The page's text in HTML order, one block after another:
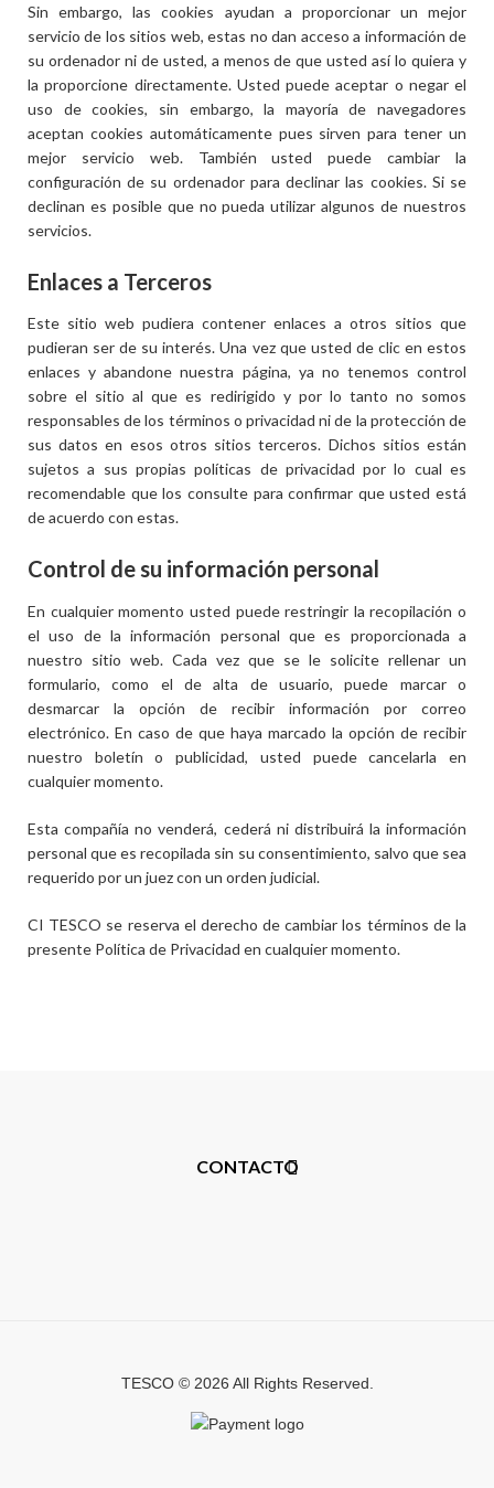
Sin embargo, las cookies ayudan a proporcionar un mejor
servicio de los sitios web, estas no dan acceso a información de
su ordenador ni de usted, a menos de que usted así lo quiera y
la proporcione directamente. Usted puede aceptar o negar el
uso de cookies, sin embargo, la mayoría de navegadores
aceptan cookies automáticamente pues sirven para tener un
mejor servicio web. También usted puede cambiar la
configuración de su ordenador para declinar las cookies. Si se
declinan es posible que no pueda utilizar algunos de nuestros
servicios.
Enlaces a Terceros
Este sitio web pudiera contener enlaces a otros sitios que
pudieran ser de su interés. Una vez que usted de clic en estos
enlaces y abandone nuestra página, ya no tenemos control
sobre el sitio al que es redirigido y por lo tanto no somos
responsables de los términos o privacidad ni de la protección de
sus datos en esos otros sitios terceros. Dichos sitios están
sujetos a sus propias políticas de privacidad por lo cual es
recomendable que los consulte para confirmar que usted está
de acuerdo con estas.
Control de su información personal
En cualquier momento usted puede restringir la recopilación o
el uso de la información personal que es proporcionada a
nuestro sitio web. Cada vez que se le solicite rellenar un
formulario, como el de alta de usuario, puede marcar o
desmarcar la opción de recibir información por correo
electrónico. En caso de que haya marcado la opción de recibir
nuestro boletín o publicidad, usted puede cancelarla en
cualquier momento.
Esta compañía no venderá, cederá ni distribuirá la información
personal que es recopilada sin su consentimiento, salvo que sea
requerido por un juez con un orden judicial.
CI TESCO se reserva el derecho de cambiar los términos de la
presente Política de Privacidad en cualquier momento.
CONTACTO
TESCO © 2026 All Rights Reserved.